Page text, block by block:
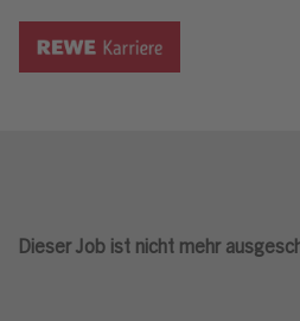
Dieser Job ist nicht mehr